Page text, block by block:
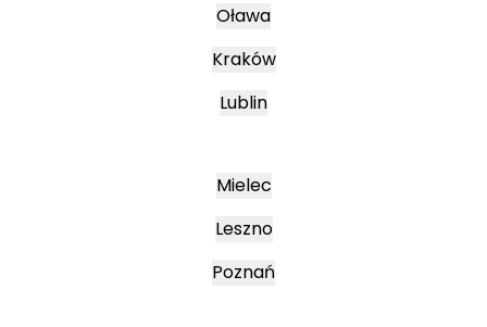
Oława
Kraków
Lublin
Mielec
Leszno
Poznań